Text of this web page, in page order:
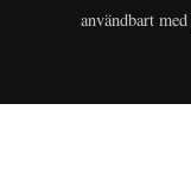
användbart med